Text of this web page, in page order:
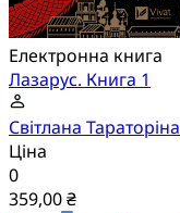
Електронна книга
Лазарус. Книга 1
Світлана Тараторіна
Ціна
0
359,00 ₴